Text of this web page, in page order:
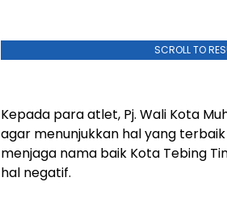
SCROLL TO
Kepada para atlet, Pj. Wali Kota
agar menunjukkan hal yang
menjaga nama baik Kota Tebing
hal negatif.